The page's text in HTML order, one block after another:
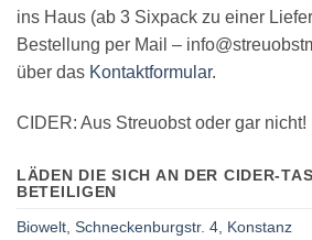
ins Haus (ab 3 Sixpack zu einer
Bestellung per Mail –
über das Kontaktformular.
CIDER: Aus Streuobst oder gar nicht!
LÄDEN DIE SICH AN DER CIDER-
BETEILIGEN
Biowelt, Schneckenburgstr. 4, Konstanz